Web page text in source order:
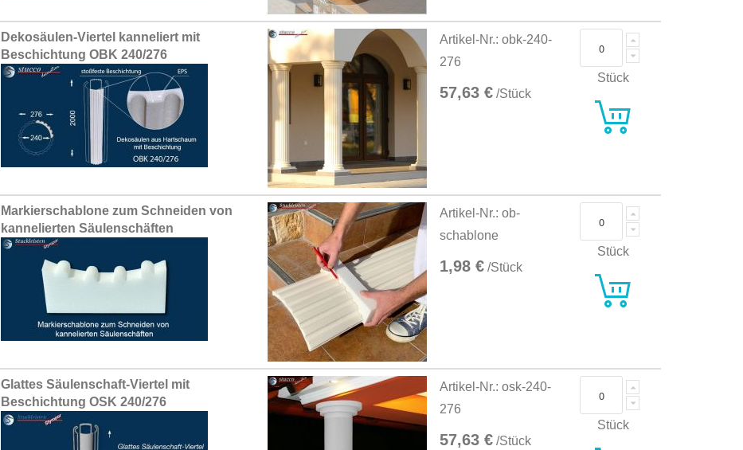
Dekosäulen-Viertel kanneliert mit
Beschichtung OBK 240/276
Artikel-Nr.: obk-240-
276
57,63 € /Stück
Stück
Markierschablone zum Schneiden von
kannelierten Säulenschäften
Artikel-Nr.: ob-
schablone
1,98 € /Stück
Stück
Glattes Säulenschaft-Viertel mit
Beschichtung OSK 240/276
Artikel-Nr.: osk-240-
276
57,63 € /Stück
Stück